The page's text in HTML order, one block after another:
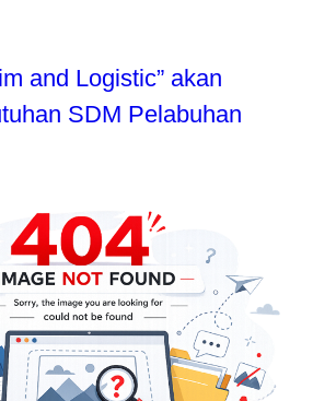
and Logistic” akan
SDM Pelabuhan